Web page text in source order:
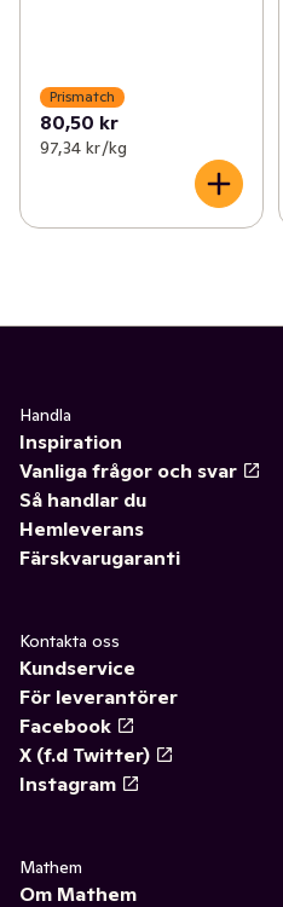
Prismatch
80,50 kr
97,34 kr /kg
Handla
Inspiration
Vanliga frågor och svar
Så handlar du
Hemleverans
Färskvarugaranti
Kontakta oss
Kundservice
För leverantörer
Facebook
X (f.d Twitter)
Instagram
Mathem
Om Mathem